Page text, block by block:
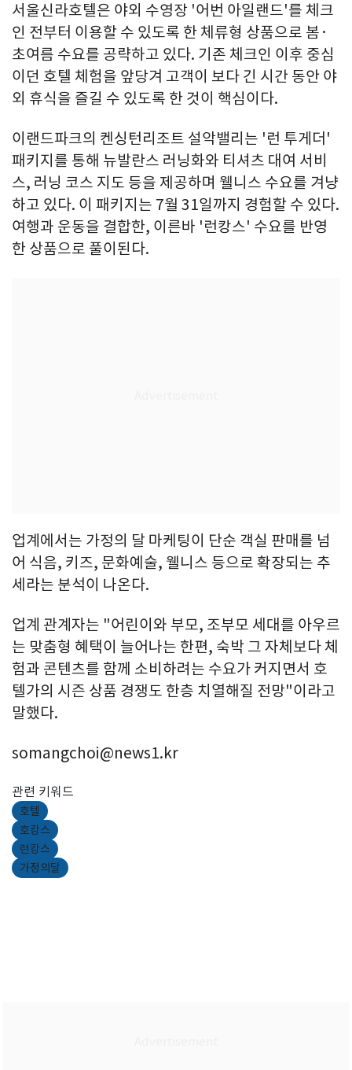
서울신라호텔은 야외 수영장 '어번 아일랜드'를 체크
인 전부터 이용할 수 있도록 한 체류형 상품으로 봄·
초여름 수요를 공략하고 있다. 기존 체크인 이후 중심
이던 호텔 체험을 앞당겨 고객이 보다 긴 시간 동안 야
외 휴식을 즐길 수 있도록 한 것이 핵심이다.
이랜드파크의 켄싱턴리조트 설악밸리는 '런 투게더'
패키지를 통해 뉴발란스 러닝화와 티셔츠 대여 서비
스, 러닝 코스 지도 등을 제공하며 웰니스 수요를 겨냥
하고 있다. 이 패키지는 7월 31일까지 경험할 수 있다.
여행과 운동을 결합한, 이른바 '런캉스' 수요를 반영
한 상품으로 풀이된다.
업계에서는 가정의 달 마케팅이 단순 객실 판매를 넘
어 식음, 키즈, 문화예술, 웰니스 등으로 확장되는 추
세라는 분석이 나온다.
업계 관계자는 "어린이와 부모, 조부모 세대를 아우르
는 맞춤형 혜택이 늘어나는 한편, 숙박 그 자체보다 체
험과 콘텐츠를 함께 소비하려는 수요가 커지면서 호
텔가의 시즌 상품 경쟁도 한층 치열해질 전망"이라고
말했다.
somangchoi@news1.kr
관련 키워드
호텔
호캉스
런캉스
가정의달